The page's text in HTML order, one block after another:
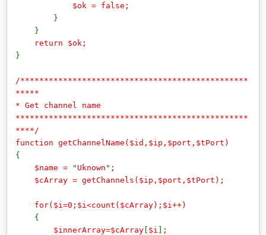
$ok = false;
}
}
return $ok;
}
/************************************************
*****
* Get channel name
*************************************************
****/
function getChannelName($id,$ip,$port,$tPort)
{
$name =
" Uknown " ;
$cArray = getChannels($ip,$port,$tPort);
for($i=0;$i<count($cArray);$i++)
{
$innerArray=$cArray [ $i ] ;